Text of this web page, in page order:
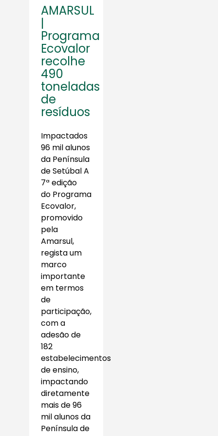
AMARSUL
|
Programa
Ecovalor
recolhe
490
toneladas
de
resíduos
Impactados
96 mil alunos
da Península
de Setúbal A
7ª edição
do Programa
Ecovalor,
promovido
pela
Amarsul,
regista um
marco
importante
em termos
de
participação,
com a
adesão de
182
estabelecimentos
de ensino,
impactando
diretamente
mais de 96
mil alunos da
Península de